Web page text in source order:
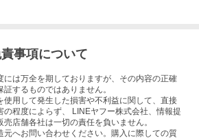
事項について
には万全を期しておりますが、その内容の正確
するものではありません。
使用して発生した損害や不利益に関して、直接
の程度によらず、 LINEヤフー株式会社、情報提
店舗各社は一切の責任を負いません。
元へお問い合わせください。購入に際しての質